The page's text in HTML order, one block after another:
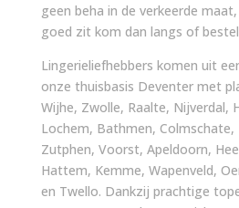
geen beha in de verkeerde
goed zit kom dan langs of
Lingerieliefhebbers komen uit
onze thuisbasis Deventer met
Wijhe, Zwolle, Raalte, Nijverdal,
Lochem, Bathmen, Colmschate,
Zutphen, Voorst, Apeldoorn,
Hattem, Kemme, Wapenveld,
en Twello. Dankzij prachtige